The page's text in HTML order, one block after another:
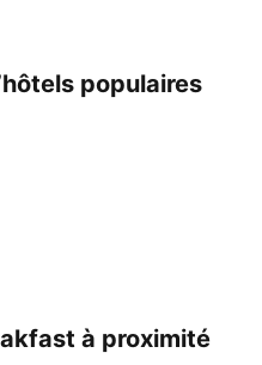
populaires
à proximité